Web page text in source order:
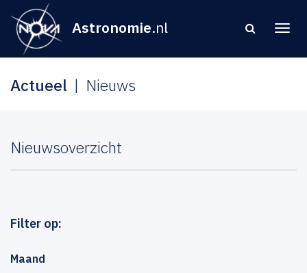
Astronomie.nl
Actueel Nieuws
Nieuwsoverzicht
Filter op:
Maand